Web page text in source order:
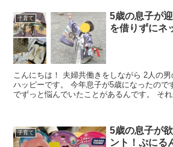
子育て
5歳の息子が
を借りずにネ
こんにちは！ 夫婦共働きをしながら 2人の男の子を育てているスガ
ハッピーです。 今年息子が5歳になったのですが 夏ごろから、夫婦
でずっと悩んでいたことがあるんです。 それが、 「七五三」問
子育て
5歳の息子が
ント！ぷにる